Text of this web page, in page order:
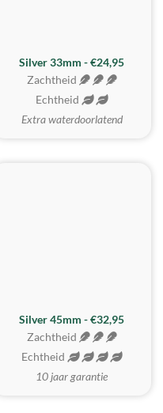
Silver 33mm - €24,95
Zachtheid
Echtheid
Extra waterdoorlatend
MEEST GEKOZEN
Silver 45mm - €32,95
Zachtheid
Echtheid
10 jaar garantie